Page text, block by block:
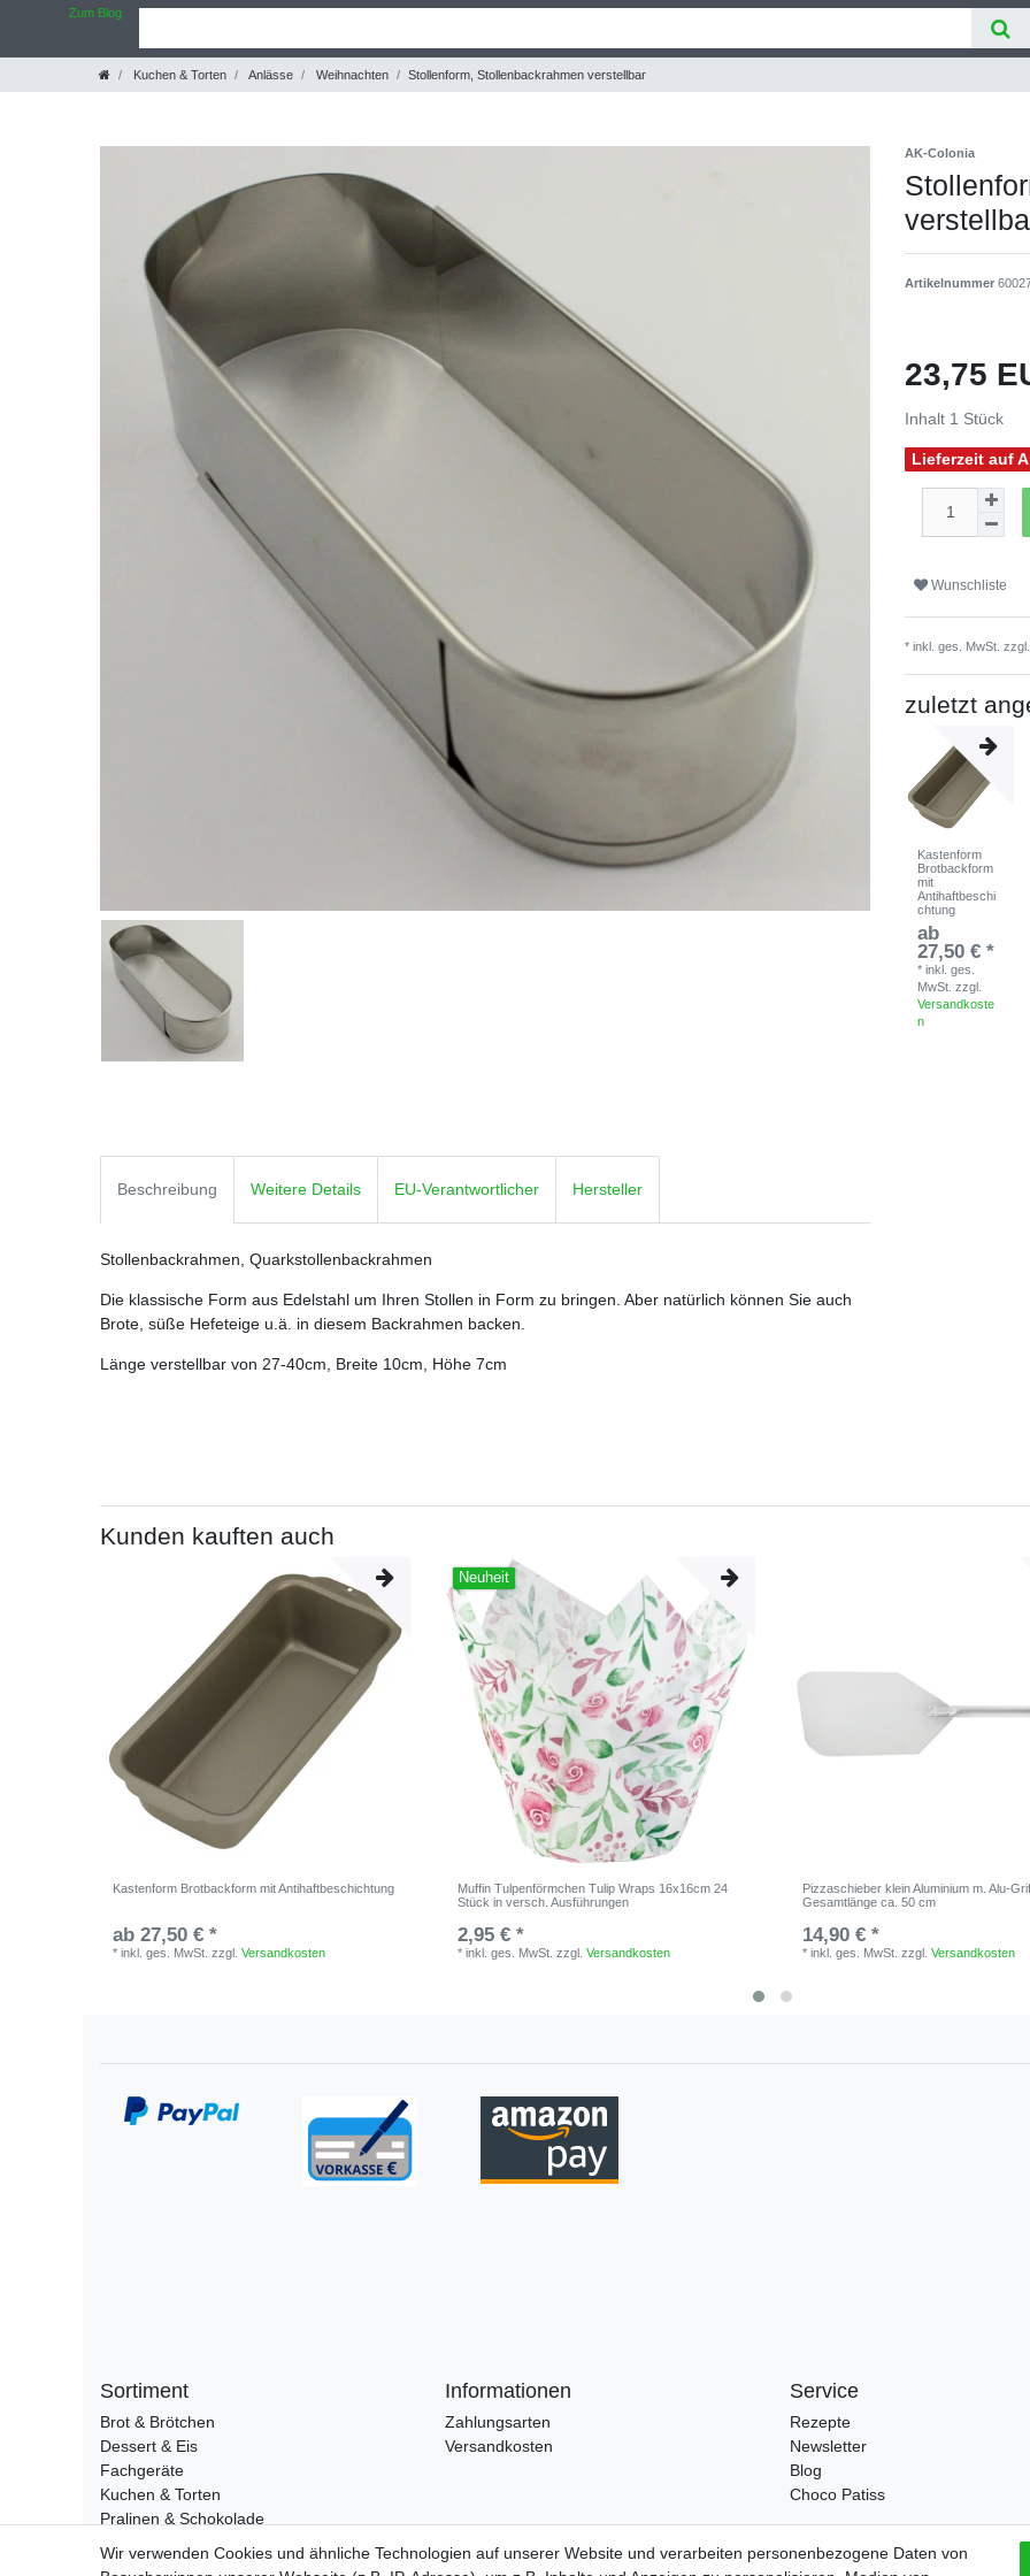
Zum Blog
Kuchen & Torten Anlässe Weihnachten Stollenform, Stollenbackrahmen verstellbar
AK-Colonia
Artikelnummer
23,75
Inhalt 1 Stück
Lieferzeit auf
Wunschliste
* inkl. ges. MwSt.
zuletzt
Kastenform
Brotbackform
mit
Antihaftbeschi
chtung
ab
27,50 € *
*inkl. ges.
MwSt. zzgl.
Versandkoste
n
Beschreibung Weitere Details EU-Verantwortlicher Hersteller
Stollenbackrahmen, Quarkstollenbackrahmen
Die klassische Form aus Edelstahl um Ihren Stollen in Form zu bringen. Aber natürlich können Sie auch
Brote, süße Hefeteige u.ä. in diesem Backrahmen backen.
Länge verstellbar von 27-40cm, Breite 10cm, Höhe 7cm
Kunden kauften auch
Kastenform Brotbackform mit Antihaftbeschichtung
ab 27,50 € *
*inkl. ges. MwSt. zzgl.Versandkosten
Neuheit
Muffin Tulpenförmchen Tulip Wraps 16x16cm 24
Stück in versch. Ausführungen
2,95 € *
*inkl. ges. MwSt. zzgl.Versandkosten
Pizzaschieber klein Aluminium m. Alu-
Gesamtlänge ca. 50 cm
14,90 € *
*inkl. ges. MwSt. zzgl.Versandkosten
Sortiment
Brot & Brötchen
Dessert & Eis
Fachgeräte
Kuchen & Torten
Pralinen & Schokolade
Lebensmittel
Gutscheine
Informationen
Zahlungsarten
Versandkosten
Service
Rezepte
Newsletter
Blog
Choco Patiss
Wir verwenden Cookies und ähnliche Technologien auf unserer Website und verarbeiten personenbezogene Daten von